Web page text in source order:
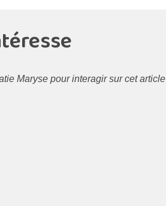
Maryse pour interagir sur cet article